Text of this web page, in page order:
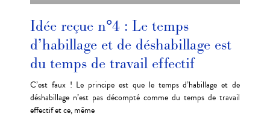
Idée reçue n°4 : Le temps
d’habillage et de déshabillage est
du temps de travail effectif
C’est faux ! Le principe est que le temps d’habillage et de
déshabillage n’est pas décompté comme du temps de travail
effectif et ce, même